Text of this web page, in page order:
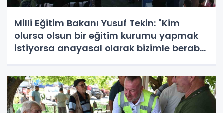
Milli Eğitim Bakanı Yusuf Tekin: "Kim
olursa olsun bir eğitim kurumu yapmak
istiyorsa anayasal olarak bizimle beraber